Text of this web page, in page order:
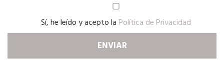
Sí, he leído y acepto la Política de Privacidad